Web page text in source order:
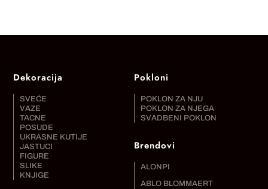
Dekoracija
SVEĆE
VAZE
TACNE
POSUDE
UKRASNE KUTIJE
JASTUCI
FIGURE
SLIKE
KNJIGE
Pokloni
POKLON ZA NJU
POKLON ZA NJEGA
SVADBENI POKLON
Brendovi
ALONPI
ABLO BLOMMAERT